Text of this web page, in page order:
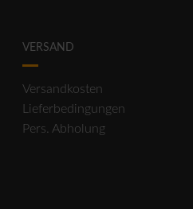
VERSAND
Versandkosten
Lieferbedingungen
Pers. Abholung